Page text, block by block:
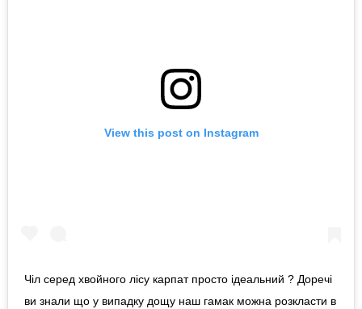
View this post on Instagram
Чіл серед хвойного лісу карпат просто ідеальний ? Доречі
ви знали що у випадку дощу наш гамак можна розкласти в